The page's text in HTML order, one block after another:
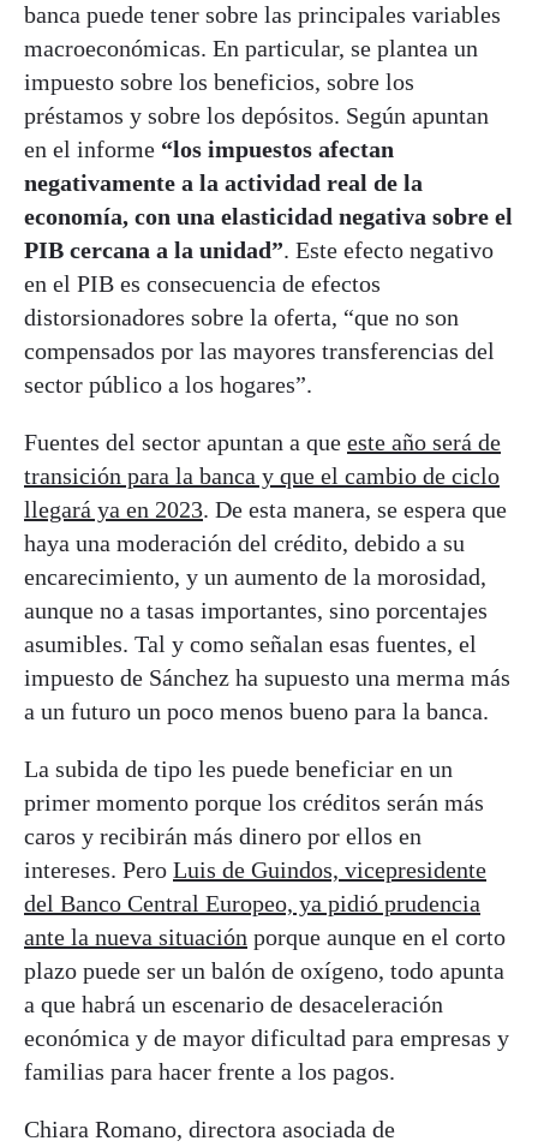
banca puede tener sobre las principales variables
macroeconómicas. En particular, se plantea un
impuesto sobre los beneficios, sobre los
préstamos y sobre los depósitos. Según apuntan
en el informe “los impuestos afectan
negativamente a la actividad real de la
economía, con una elasticidad negativa sobre el
PIB cercana a la unidad”. Este efecto negativo
en el PIB es consecuencia de efectos
distorsionadores sobre la oferta, “que no son
compensados por las mayores transferencias del
sector público a los hogares”.
Fuentes del sector apuntan a que este año será de
transición para la banca y que el cambio de ciclo
llegará ya en 2023. De esta manera, se espera que
haya una moderación del crédito, debido a su
encarecimiento, y un aumento de la morosidad,
aunque no a tasas importantes, sino porcentajes
asumibles. Tal y como señalan esas fuentes, el
impuesto de Sánchez ha supuesto una merma más
a un futuro un poco menos bueno para la banca.
La subida de tipo les puede beneficiar en un
primer momento porque los créditos serán más
caros y recibirán más dinero por ellos en
intereses. Pero Luis de Guindos, vicepresidente
del Banco Central Europeo, ya pidió prudencia
ante la nueva situación porque aunque en el corto
plazo puede ser un balón de oxígeno, todo apunta
a que habrá un escenario de desaceleración
económica y de mayor dificultad para empresas y
familias para hacer frente a los pagos.
Chiara Romano, directora asociada de